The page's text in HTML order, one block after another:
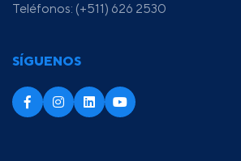
Teléfonos: (+511) 626 2530
SÍGUENOS